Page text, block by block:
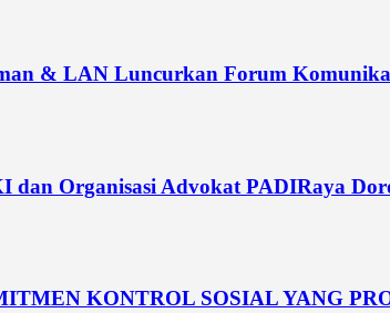
& LAN Luncurkan Forum
dan Organisasi Advokat PADIRaya
KONTROL SOSIAL YANG